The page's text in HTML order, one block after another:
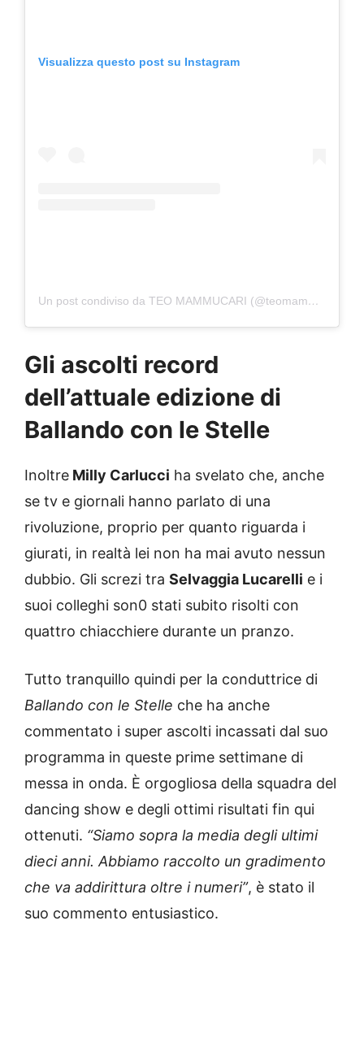
Visualizza questo post su Instagram
Un post condiviso da TEO MAMMUCARI (@teomammucari)
Gli ascolti record
dell’attuale edizione di
Ballando con le Stelle
Inoltre Milly Carlucci ha svelato che, anche
se tv e giornali hanno parlato di una
rivoluzione, proprio per quanto riguarda i
giurati, in realtà lei non ha mai avuto nessun
dubbio. Gli screzi tra Selvaggia Lucarelli e i
suoi colleghi son0 stati subito risolti con
quattro chiacchiere durante un pranzo.
Tutto tranquillo quindi per la conduttrice di
Ballando con le Stelle che ha anche
commentato i super ascolti incassati dal suo
programma in queste prime settimane di
messa in onda. È orgogliosa della squadra del
dancing show e degli ottimi risultati fin qui
ottenuti. “Siamo sopra la media degli ultimi
dieci anni. Abbiamo raccolto un gradimento
che va addirittura oltre i numeri”, è stato il
suo commento entusiastico.